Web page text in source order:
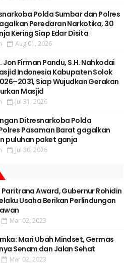
Polda Sumbar dan Polres
Peredaran Narkotika, 30
Kering Siap Edar Disita
Aug 01, 2026
Jon Firman Pandu, S.H. Nahkodai
Indonesia Kabupaten Solok
Siap Wujudkan Gerakan
Masjid
Jul 31, 2026
Ditresnarkoba Polda
Pasaman Barat gagalkan
puluhan paket ganja
Jul 30, 2026
Paritrana Award, Gubernur Rohidin
Usaha Berikan Perlindungan
Mar 02, 2023
Mari Ubah Mindset, Germas
Senam dan Jalan Sehat
Mar 02, 2023